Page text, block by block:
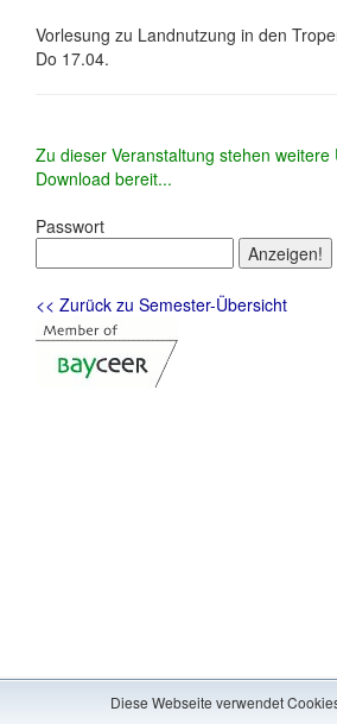
Diese Webseite verwendet
Vorlesung zu Landnutzung in den
Do 17.04.
Zu dieser Veranstaltung stehen weitere
Download bereit...
Passwort
<< Zurück zu Semester-Übersicht